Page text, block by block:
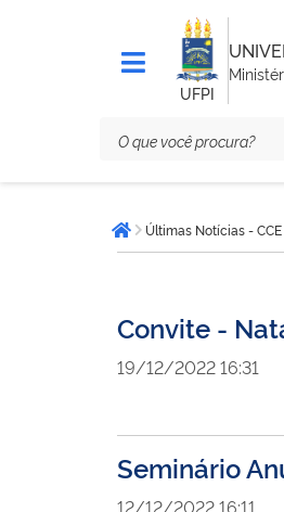
UFPI
está
aqui:Página inicial
Últimas Notícias - CCE
Convite -
19/12/2022 16:31
Seminário
12/12/2022 16:11